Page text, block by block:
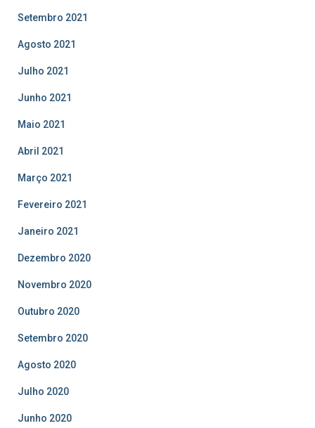
Setembro 2021
Agosto 2021
Julho 2021
Junho 2021
Maio 2021
Abril 2021
Março 2021
Fevereiro 2021
Janeiro 2021
Dezembro 2020
Novembro 2020
Outubro 2020
Setembro 2020
Agosto 2020
Julho 2020
Junho 2020